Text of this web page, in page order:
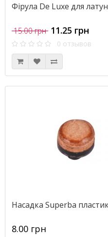
Фірула De Luxe для
15.00 грн 11.25 грн
0 отзывов
Насадка Superba
8.00 грн